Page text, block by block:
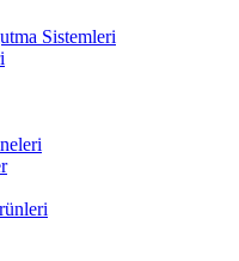
Sistemleri